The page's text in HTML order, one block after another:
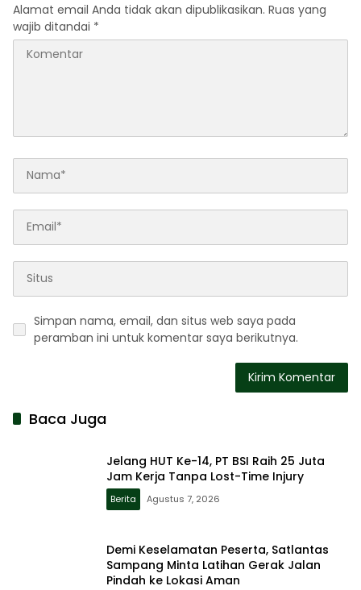
Alamat email Anda tidak akan dipublikasikan. Ruas yang
wajib ditandai *
Simpan nama, email, dan situs web saya pada
peramban ini untuk komentar saya berikutnya.
Baca Juga
Jelang HUT Ke-14, PT BSI Raih 25 Juta
Jam Kerja Tanpa Lost-Time Injury
Berita Agustus 7, 2026
Demi Keselamatan Peserta, Satlantas
Sampang Minta Latihan Gerak Jalan
Pindah ke Lokasi Aman